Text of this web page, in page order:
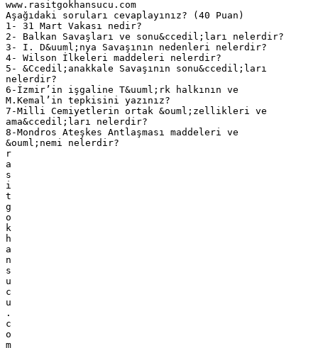
www.rasitgokhansucu.com
Aşağıdaki soruları cevaplayınız? (40 Puan)
1- 31 Mart Vakası nedir?
2- Balkan Savaşları ve sonu&ccedil;ları nelerdir?
3- I. D&uuml;nya Savaşının nedenleri nelerdir?
4- Wilson İlkeleri maddeleri nelerdir?
5- &Ccedil;anakkale Savaşının sonu&ccedil;ları
nelerdir?
6-İzmir’in işgaline T&uuml;rk halkının ve
M.Kemal’in tepkisini yazınız?
7-Milli Cemiyetlerin ortak &ouml;zellikleri ve
ama&ccedil;ları nelerdir?
8-Mondros Ateşkes Antlaşması maddeleri ve
&ouml;nemi nelerdir?
r
a
s
i
t
g
o
k
h
a
n
s
u
c
u
.
c
o
m